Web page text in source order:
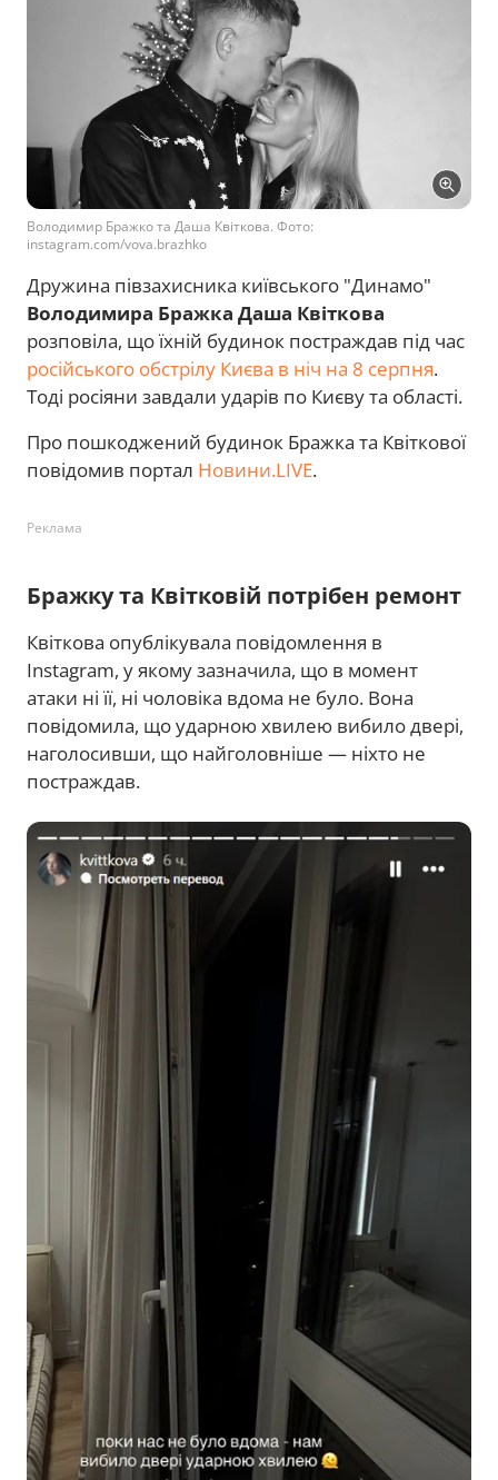
Володимир Бражко та Даша Квіткова. Фото:
instagram.com/vova.brazhko
Дружина півзахисника київського "Динамо"
Володимира Бражка Даша Квіткова
розповіла, що їхній будинок постраждав під час
російського обстрілу Києва в ніч на 8 серпня.
Тоді росіяни завдали ударів по Києву та області.
Про пошкоджений будинок Бражка та Квіткової
повідомив портал Новини.LIVE.
Реклама
Бражку та Квітковій потрібен ремонт
Квіткова опублікувала повідомлення в
Instagram, у якому зазначила, що в момент
атаки ні її, ні чоловіка вдома не було. Вона
повідомила, що ударною хвилею вибило двері,
наголосивши, що найголовніше — ніхто не
постраждав.